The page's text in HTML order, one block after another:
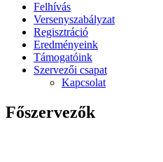
Felhívás
Versenyszabályzat
Regisztráció
Eredményeink
Támogatóink
Szervezői csapat
Kapcsolat
Főszervezők